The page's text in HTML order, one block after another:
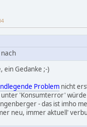
ein Gedanke ;-)
Problem nicht
'Konsumterror' würde
- das ist imho
neu, immer aktuell'